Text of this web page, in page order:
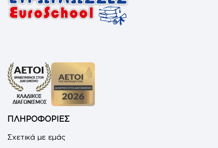
ΠΛΗΡΟΦΟΡΙΕΣ
Σχετικά με εμάς